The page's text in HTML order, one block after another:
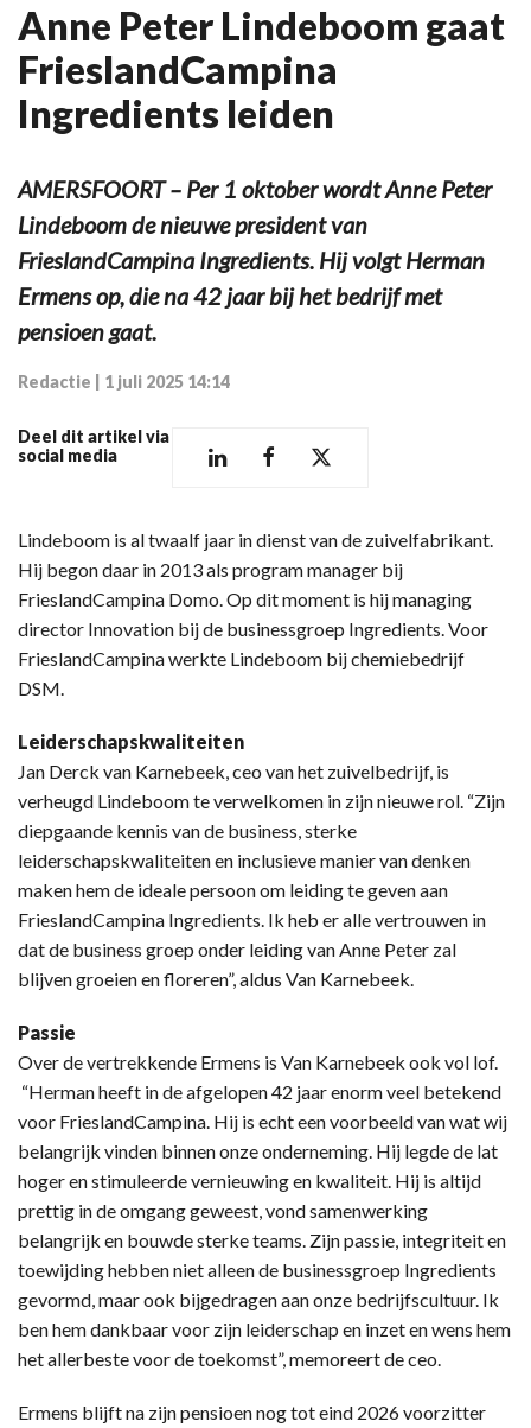
Anne Peter Lindeboom gaat
FrieslandCampina
Ingredients leiden
AMERSFOORT – Per 1 oktober wordt Anne Peter
Lindeboom de nieuwe president van
FrieslandCampina Ingredients. Hij volgt Herman
Ermens op, die na 42 jaar bij het bedrijf met
pensioen gaat.
Redactie 1 juli 2025 14:14
Deel dit artikel via
social media
Lindeboom is al twaalf jaar in dienst van de zuivelfabrikant.
Hij begon daar in 2013 als program manager bij
FrieslandCampina Domo. Op dit moment is hij managing
director Innovation bij de businessgroep Ingredients. Voor
FrieslandCampina werkte Lindeboom bij chemiebedrijf
DSM.
Leiderschapskwaliteiten
Jan Derck van Karnebeek, ceo van het zuivelbedrijf, is
verheugd Lindeboom te verwelkomen in zijn nieuwe rol. “Zijn
diepgaande kennis van de business, sterke
leiderschapskwaliteiten en inclusieve manier van denken
maken hem de ideale persoon om leiding te geven aan
FrieslandCampina Ingredients. Ik heb er alle vertrouwen in
dat de business groep onder leiding van Anne Peter zal
blijven groeien en floreren”, aldus Van Karnebeek.
Passie
Over de vertrekkende Ermens is Van Karnebeek ook vol lof.
“Herman heeft in de afgelopen 42 jaar enorm veel betekend
voor FrieslandCampina. Hij is echt een voorbeeld van wat wij
belangrijk vinden binnen onze onderneming. Hij legde de lat
hoger en stimuleerde vernieuwing en kwaliteit. Hij is altijd
prettig in de omgang geweest, vond samenwerking
belangrijk en bouwde sterke teams. Zijn passie, integriteit en
toewijding hebben niet alleen de businessgroep Ingredients
gevormd, maar ook bijgedragen aan onze bedrijfscultuur. Ik
ben hem dankbaar voor zijn leiderschap en inzet en wens hem
het allerbeste voor de toekomst”, memoreert de ceo.
Ermens blijft na zijn pensioen nog tot eind 2026 voorzitter